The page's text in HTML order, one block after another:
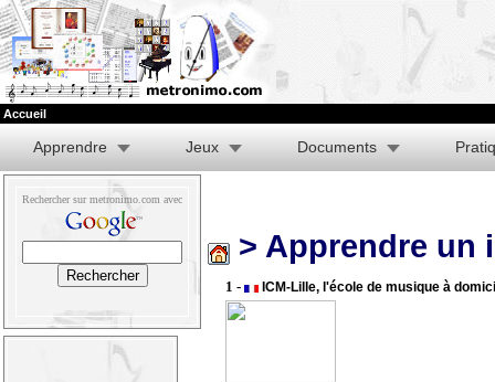
Accueil
Apprendre Jeux Documents
Rechercher sur metronimo.com avec
> Apprendre un
1 - ICM-Lille, l'école de musique à